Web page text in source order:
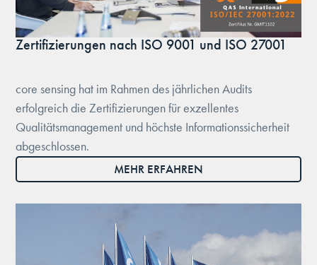
Zertifizierungen nach ISO 9001 und ISO 27001
core sensing hat im Rahmen des jährlichen Audits
erfolgreich die Zertifizierungen für exzellentes
Qualitätsmanagement und höchste Informationssicherheit
abgeschlossen.
MEHR ERFAHREN